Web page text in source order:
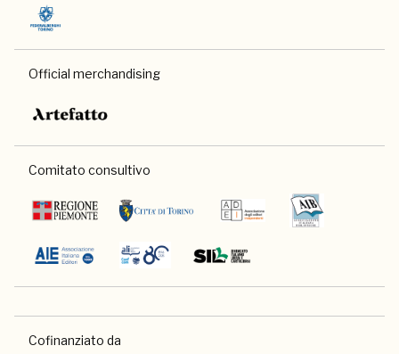
Official merchandising
Comitato consultivo
Cofinanziato da